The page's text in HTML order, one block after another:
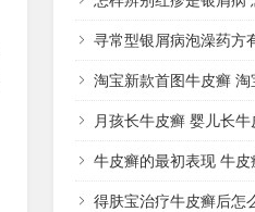
寻常型银屑病泡澡药方有吗
淘宝新款首图牛皮癣 淘
月孩长牛皮癣 婴儿长
牛皮癣的最初表现 牛
得肤宝治疗牛皮癣后怎么停药